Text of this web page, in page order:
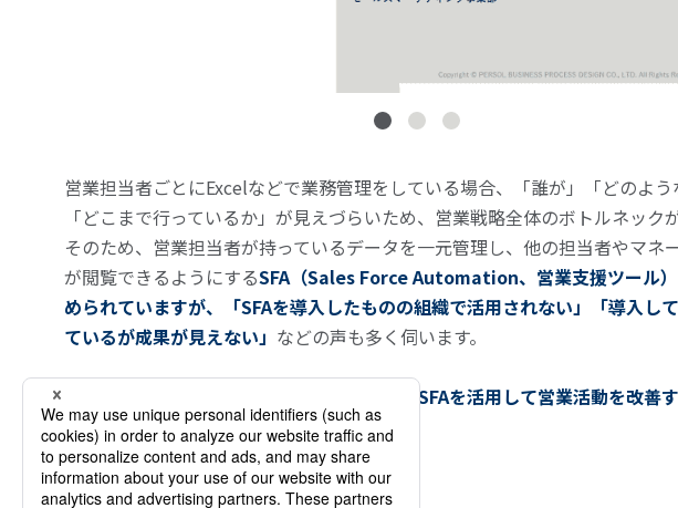
営業担当者ごとにExcelなどで業務管理をしている場合、「誰が」「どのよう
「どこまで行っているか」が見えづらいため、営業戦略全体のボトルネック
そのため、営業担当者が持っているデータを一元管理し、他の担当者やマネ
が閲覧できるようにするSFA（Sales Force Automation、営業支援ツール
められていますが、「SFAを導入したものの組織で活用されない」「導入し
ているが成果が見えない」 などの声も多く伺います。
SFAを活用して営業活動を改善
ント をまとめました。